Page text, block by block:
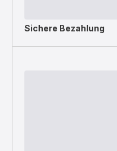
Sichere Bezahlung